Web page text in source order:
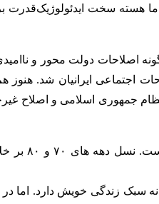
تشکیل دولت‌اصلاحات خاتمی در سال ۷۶، با رأی اکثریت
تا کنون، به تضعیف روزافزون و ناکارآمدی
اجتماعی ایرانیان شد.
جمهوری اسلامی و اصلاح
سبک زندگی خویش دارد. اما در